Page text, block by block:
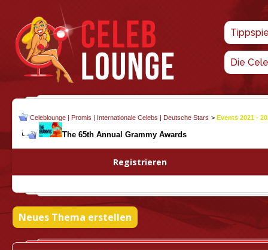
Die
Celeblounge | Promis | Internationale Celebs | Deutsche Stars > Events 2021 -
The 65th Annual Grammy Awards
Registrieren
Neues Thema erstellen